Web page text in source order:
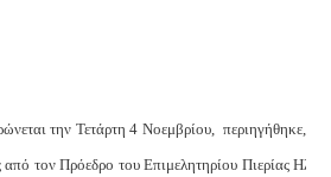
την Τετάρτη 4 Νοεμβρίου, περιηγήθηκε, το
τον Πρόεδρο του Επιμελητηρίου Πιερίας Ηλία